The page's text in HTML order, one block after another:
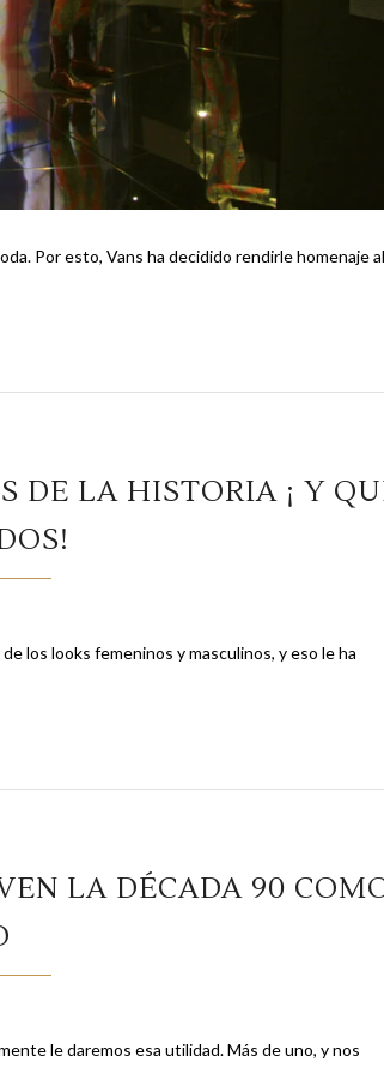
al
DE LA HISTORIA ¡ Y
los looks femeninos y masculinos, y eso le ha
LA DÉCADA 90
esa utilidad. Más de uno, y nos